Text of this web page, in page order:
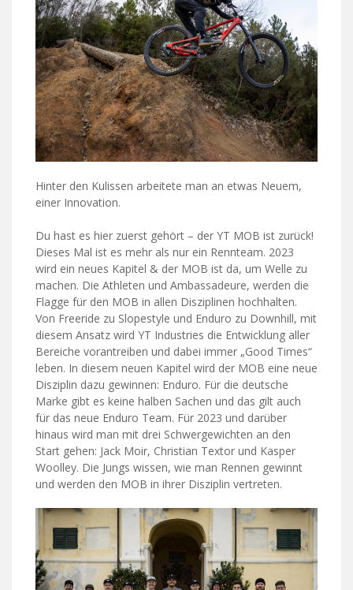
Hinter den Kulissen arbeitete man an etwas Neuem,
einer Innovation.
Du hast es hier zuerst gehört – der YT MOB ist zurück!
Dieses Mal ist es mehr als nur ein Rennteam. 2023
wird ein neues Kapitel & der MOB ist da, um Welle zu
machen. Die Athleten und Ambassadeure, werden die
Flagge für den MOB in allen Disziplinen hochhalten.
Von Freeride zu Slopestyle und Enduro zu Downhill, mit
diesem Ansatz wird YT Industries die Entwicklung aller
Bereiche vorantreiben und dabei immer „Good Times“
leben. In diesem neuen Kapitel wird der MOB eine neue
Disziplin dazu gewinnen: Enduro. Für die deutsche
Marke gibt es keine halben Sachen und das gilt auch
für das neue Enduro Team. Für 2023 und darüber
hinaus wird man mit drei Schwergewichten an den
Start gehen: Jack Moir, Christian Textor und Kasper
Woolley. Die Jungs wissen, wie man Rennen gewinnt
und werden den MOB in ihrer Disziplin vertreten.